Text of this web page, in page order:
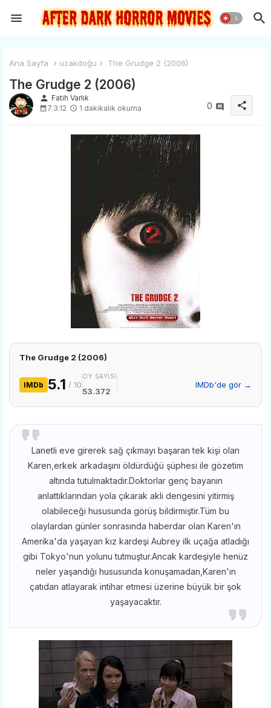
Ana Sayfa uzakdoğu The Grudge 2 (2006)
The Grudge 2 (2006)
person Fatih Varlık
7.3.12
1 dakikalık okuma 0 share
The Grudge 2 (2006)
IMDb 5.1 / 10
OY SAYISI
53.372
IMDb'de gör →
Lanetli eve girerek sağ çıkmayı başaran tek kişi olan
Karen,erkek arkadaşını öldürdüğü şüphesi ile gözetim
altında tutulmaktadır.Doktorlar genç bayanın
anlattıklarından yola çıkarak akli dengesini yitirmiş
olabileceği hususunda görüş bildirmiştir.Tüm bu
olaylardan günler sonrasında haberdar olan Karen'ın
Amerika'da yaşayan kız kardeşi Aubrey ilk uçağa atladığı
gibi Tokyo'nun yolunu tutmuştur.Ancak kardeşiyle henüz
neler yaşandığı hususunda konuşamadan,Karen'ın
çatıdan atlayarak intihar etmesi üzerine büyük bir şok
yaşayacaktır.